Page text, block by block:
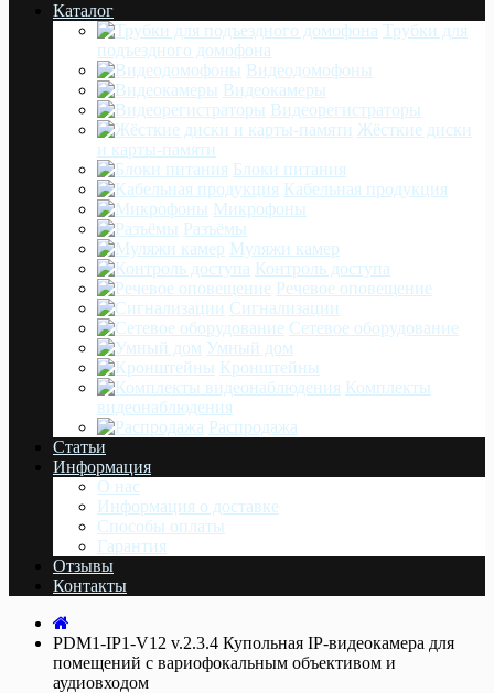
Каталог
Трубки для
подъездного домофона
Видеодомофоны
Видеокамеры
Видеорегистраторы
Жёсткие диски
и карты-памяти
Блоки питания
Кабельная продукция
Микрофоны
Разъёмы
Муляжи камер
Контроль доступа
Речевое оповещение
Сигнализации
Сетевое оборудование
Умный дом
Кронштейны
Комплекты
видеонаблюдения
Распродажа
Статьи
Информация
О нас
Информация о доставке
Cпособы оплаты
Гарантия
Отзывы
Контакты
PDM1-IP1-V12 v.2.3.4 Купольная IP-видеокамера для
помещений с вариофокальным объективом и
аудиовходом